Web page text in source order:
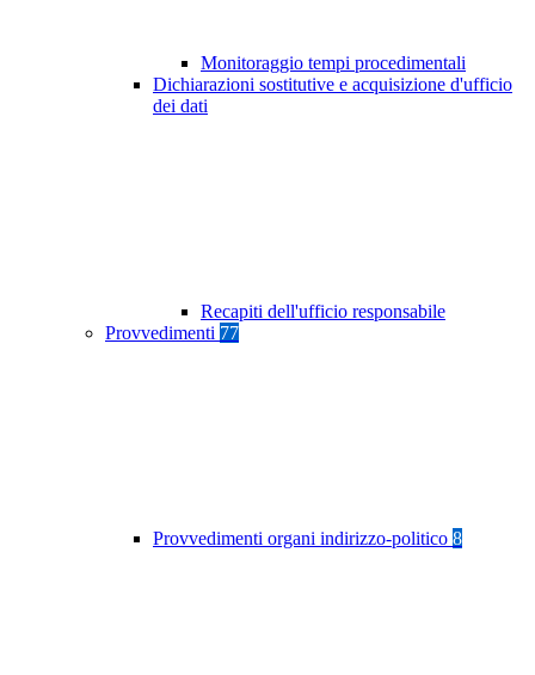
Monitoraggio tempi procedimentali
Dichiarazioni sostitutive e acquisizione d'ufficio
dei dati
Recapiti dell'ufficio responsabile
Provvedimenti 77
Provvedimenti organi indirizzo-politico 8